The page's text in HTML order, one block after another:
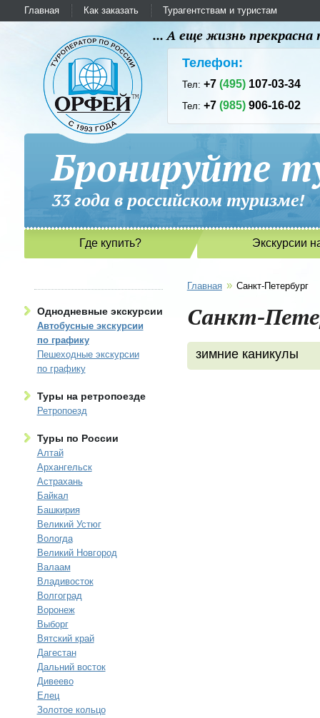
Главная Как заказать Турагентствам и туристам
... А еще жизнь
Телефон:
Тел:+7(495) 107-03-34
Тел:+7(985) 906-16-02
Бронируйте
33 года в российском
Где купить? Экскурсии
Однодневные экскурсии
Автобусные экскурсии
по графику
Пешеходные экскурсии
по графику
Туры на ретропоезде
Ретропоезд
Туры по России
Алтай
Архангельск
Астрахань
Байкал
Башкирия
Великий Устюг
Вологда
Великий Новгород
Валаам
Владивосток
Волгоград
Воронеж
Выборг
Вятский край
Дагестан
Дальний восток
Дивеево
Елец
Золотое кольцо
Главная » Санкт-Петербург
Санкт-
зимние каникулы